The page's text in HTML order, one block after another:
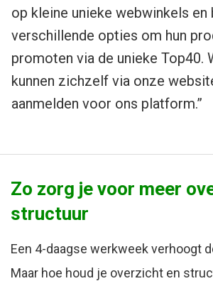
op kleine unieke webwinkels en
verschillende opties om hun
promoten via de unieke Top40.
kunnen zichzelf via onze
aanmelden voor ons platform.”
Zo zorg je voor meer
structuur
Een 4-daagse werkweek verhoogt
Maar hoe houd je overzicht en